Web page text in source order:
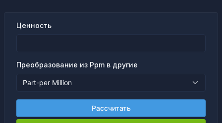
Ценность
Преобразование из Ppm в другие
Рассчитать